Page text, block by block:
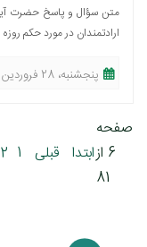
متن سؤال و پاسخ حضرت
ارادتمندان در مورد حکم
پنجشنبه، 28 فروردین 1399 - 11:03
صفحه
6 از
81
ابتدا قبلی 1
2